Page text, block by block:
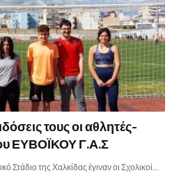
τους οι αθλητές-
ΕΥΒΟΪΚΟΥ Γ.Α.Σ
Στάδιο της Χαλκίδας έγιναν οι Σχολικοί…